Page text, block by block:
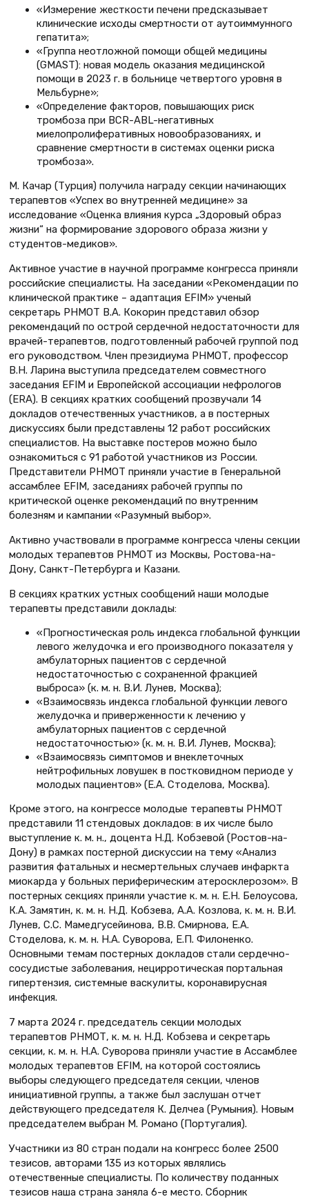
«Измерение жесткости печени предсказывает
клинические исходы смертности от аутоиммунного
гепатита»;
«Группа неотложной помощи общей медицины
(GMAST): новая модель оказания медицинской
помощи в 2023 г. в больнице четвертого уровня в
Мельбурне»;
«Определение факторов, повышающих риск
тромбоза при BCR-ABL-негативных
миелопролиферативных новообразованиях, и
сравнение смертности в системах оценки риска
тромбоза».
М. Качар (Турция) получила награду секции начинающих
терапевтов «Успех во внутренней медицине» за
исследование «Оценка влияния курса „Здоровый образ
жизни“ на формирование здорового образа жизни у
студентов-медиков».
Активное участие в научной программе конгресса приняли
российские специалисты. На заседании «Рекомендации по
клинической практике – адаптация EFIM» ученый
секретарь РНМОТ В.А. Кокорин представил обзор
рекомендаций по острой сердечной недостаточности для
врачей-терапевтов, подготовленный рабочей группой под
его руководством. Член президиума РНМОТ, профессор
В.Н. Ларина выступила председателем совместного
заседания EFIM и Европейской ассоциации нефрологов
(ERA). В секциях кратких сообщений прозвучали 14
докладов отечественных участников, а в постерных
дискуссиях были представлены 12 работ российских
специалистов. На выставке постеров можно было
ознакомиться с 91 работой участников из России.
Представители РНМОТ приняли участие в Генеральной
ассамблее EFIM, заседаниях рабочей группы по
критической оценке рекомендаций по внутренним
болезням и кампании «Разумный выбор».
Активно участвовали в программе конгресса члены секции
молодых терапевтов РНМОТ из Москвы, Ростова-на-
Дону, Санкт-Петербурга и Казани.
В секциях кратких устных сообщений наши молодые
терапевты представили доклады:
«Прогностическая роль индекса глобальной функции
левого желудочка и его производного показателя у
амбулаторных пациентов с сердечной
недостаточностью с сохраненной фракцией
выброса» (к. м. н. В.И. Лунев, Москва);
«Взаимосвязь индекса глобальной функции левого
желудочка и приверженности к лечению у
амбулаторных пациентов с сердечной
недостаточностью» (к. м. н. В.И. Лунев, Москва);
«Взаимосвязь симптомов и внеклеточных
нейтрофильных ловушек в постковидном периоде у
молодых пациентов» (Е.А. Стоделова, Москва).
Кроме этого, на конгрессе молодые терапевты РНМОТ
представили 11 стендовых докладов: в их числе было
выступление к. м. н., доцента Н.Д. Кобзевой (Ростов-на-
Дону) в рамках постерной дискуссии на тему «Анализ
развития фатальных и несмертельных случаев инфаркта
миокарда у больных периферическим атеросклерозом». В
постерных секциях приняли участие к. м. н. Е.Н. Белоусова,
К.А. Замятин, к. м. н. Н.Д. Кобзева, А.А. Козлова, к. м. н. В.И.
Лунев, С.С. Мамедгусейинова, В.В. Смирнова, Е.А.
Стоделова, к. м. н. Н.А. Суворова, Е.П. Филоненко.
Основными темам постерных докладов стали сердечно-
сосудистые заболевания, нецирротическая портальная
гипертензия, системные васкулиты, коронавирусная
инфекция.
7 марта 2024 г. председатель секции молодых
терапевтов РНМОТ, к. м. н. Н.Д. Кобзева и секретарь
секции, к. м. н. Н.А. Суворова приняли участие в Ассамблее
молодых терапевтов EFIM, на которой состоялись
выборы следующего председателя секции, членов
инициативной группы, а также был заслушан отчет
действующего председателя К. Делчеа (Румыния). Новым
председателем выбран М. Романо (Португалия).
Участники из 80 стран подали на конгресс более 2500
тезисов, авторами 135 из которых являлись
отечественные специалисты. По количеству поданных
тезисов наша страна заняла 6-е место. Сборник